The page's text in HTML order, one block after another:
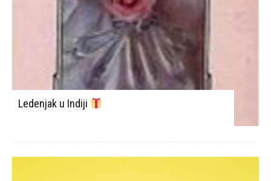
Ledenjak u Indiji